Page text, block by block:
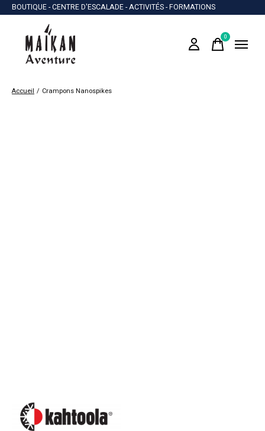
BOUTIQUE - CENTRE D'ESCALADE - ACTIVITÉS - FORMATIONS
0items
Accueil / Crampons Nanospikes